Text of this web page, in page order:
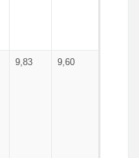
9,83 9,60